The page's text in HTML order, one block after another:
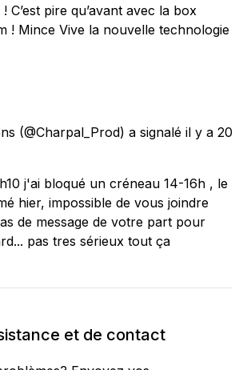
C’est pire qu’avant avec la box
! Mince Vive la nouvelle technologie
(@Charpal_Prod) a signalé il y a 20
j'ai bloqué un créneau 14-16h , le
hier, impossible de vous joindre
de message de votre part pour
pas tres sérieux tout ça
et de contact